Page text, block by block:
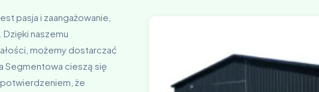
pasja i zaangażowanie,
naszemu
możemy dostarczać
Segmentowa cieszą się
że